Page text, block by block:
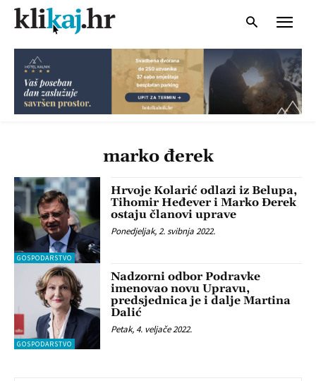
marko đerek
GOSPODARSTVO
Hrvoje Kolarić odlazi iz Belupa,
Tihomir Heđever i Marko Đerek
ostaju članovi uprave
Ponedjeljak, 2. svibnja 2022.
GOSPODARSTVO
Nadzorni odbor Podravke
imenovao novu Upravu,
predsjednica je i dalje Martina
Dalić
Petak, 4. veljače 2022.